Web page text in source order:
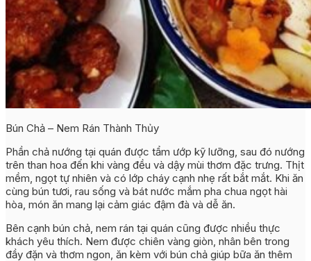
Bún Chả – Nem Rán Thành Thủy
Phần chả nướng tại quán được tẩm ướp kỹ lưỡng, sau đó nướng
trên than hoa đến khi vàng đều và dậy mùi thơm đặc trưng. Thịt
mềm, ngọt tự nhiên và có lớp cháy cạnh nhẹ rất bắt mắt. Khi ăn
cùng bún tươi, rau sống và bát nước mắm pha chua ngọt hài
hòa, món ăn mang lại cảm giác đậm đà và dễ ăn.
Bên cạnh bún chả, nem rán tại quán cũng được nhiều thực
khách yêu thích. Nem được chiên vàng giòn, nhân bên trong
đầy đặn và thơm ngon, ăn kèm với bún chả giúp bữa ăn thêm